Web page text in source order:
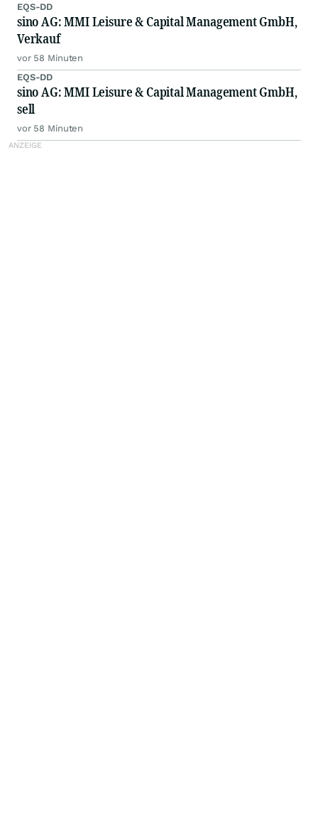
EQS-DD
sino AG: MMI Leisure & Capital Management GmbH,
Verkauf
vor 58 Minuten
EQS-DD
sino AG: MMI Leisure & Capital Management GmbH,
sell
vor 58 Minuten